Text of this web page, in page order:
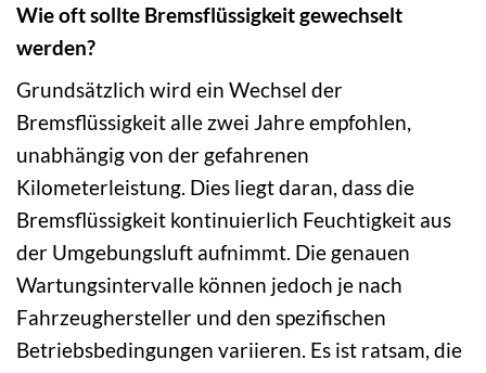
Wie oft sollte Bremsflüssigkeit gewechselt
werden?
Grundsätzlich wird ein Wechsel der
Bremsflüssigkeit alle zwei Jahre empfohlen,
unabhängig von der gefahrenen
Kilometerleistung. Dies liegt daran, dass die
Bremsflüssigkeit kontinuierlich Feuchtigkeit aus
der Umgebungsluft aufnimmt. Die genauen
Wartungsintervalle können jedoch je nach
Fahrzeughersteller und den spezifischen
Betriebsbedingungen variieren. Es ist ratsam, die